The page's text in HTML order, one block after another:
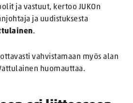
ja vastuut, kertoo JUKOn
ja uudistuksesta
.
vahvistamaan myös alan
huomauttaa.